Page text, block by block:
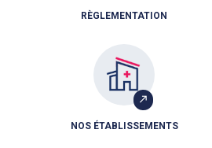
RÈGLEMENTATION
NOS ÉTABLISSEMENTS